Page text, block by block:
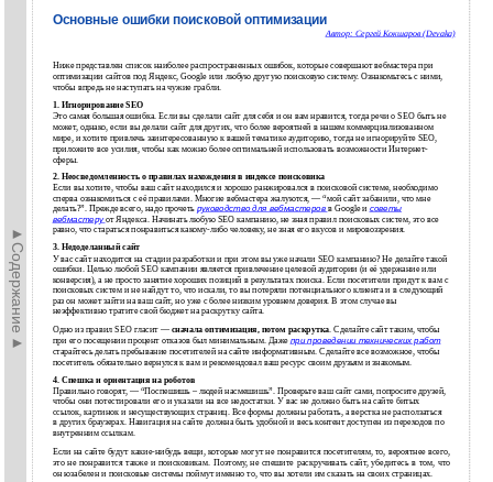
►Содержание►
Основные ошибки поисковой оптимизации
Автор: Сергей Кокшаров (Devaka)
Ниже представлен список наиболее распространенных ошибок, которые совершают вебмастера при
оптимизации сайтов под Яндекс, Google или любую другую поисковую систему. Ознакомьтесь с ними,
чтобы впредь не наступать на чужие грабли.
1. Игнорирование SEO
Это самая большая ошибка. Если вы сделали сайт для себя и он вам нравится, тогда речи о SEO быть не
может, однако, если вы делали сайт для других, что более вероятней в нашем коммерциализованном
мире, и хотите привлечь заинтересованную к вашей тематике аудиторию, тогда не игнорируйте SEO,
приложите все усилия, чтобы как можно более оптимальней использовать возможности Интернет-
сферы.
2. Неосведомленность о правилах нахождения в индексе поисковика
Если вы хотите, чтобы ваш сайт находился и хорошо ранжировался в поисковой системе, необходимо
сперва ознакомиться с её правилами. Многие вебмастера жалуются, — “мой сайт забанили, что мне
делать?”. Прежде всего, надо прочеть руководство для вебмастеров в Google и советы
вебмастеруот Яндекса. Начинать любую SEO кампанию, не зная правил поисковых систем, это все
равно, что стараться понравиться какому-либо человеку, не зная его вкусов и мировоззрения.
3. Недоделанный сайт
У вас сайт находится на стадии разработки и при этом вы уже начали SEO кампанию? Не делайте такой
ошибки. Целью любой SEO кампании является привлечение целевой аудитории (и её удержание или
конверсия), а не просто занятие хороших позиций в результатах поиска. Если посетители придут к вам с
поисковых систем и не найдут то, что искали, то вы потеряли потенциального клиента и в следующий
раз он может зайти на ваш сайт, но уже с более низким уровнем доверия. В этом случае вы
неэффективно тратите свой бюджет на раскрутку сайта.
Одно из правил SEO гласит — сначала оптимизация, потом раскрутка. Сделайте сайт таким, чтобы
при его посещении процент отказов был минимальным. Даже при проведении технических работ
старайтесь делать пребывание посетителей на сайте информативным. Сделайте все возможное, чтобы
посетитель обязательно вернулся к вам и рекомендовал ваш ресурс своим друзьям и знакомым.
4. Спешка и ориентация на роботов
Правильно говорят, — “Поспешишь – людей насмешишь”. Проверьте ваш сайт сами, попросите друзей,
чтобы они потестировали его и указали на все недостатки. У вас не должно быть на сайте битых
ссылок, картинок и несуществующих страниц. Все формы должны работать, а верстка не расползаться
в других браузерах. Навигация на сайте должна быть удобной и весь контент доступен из переходов по
внутренним ссылкам.
Если на сайте будут какие-нибудь вещи, которые могут не понравится посетителям, то, вероятнее всего,
это не понравится также и поисковикам. Поэтому, не спешите раскручивать сайт, убедитесь в том, что
он юзабелен и поисковые системы поймут именно то, что вы хотели им сказать на своих страницах.